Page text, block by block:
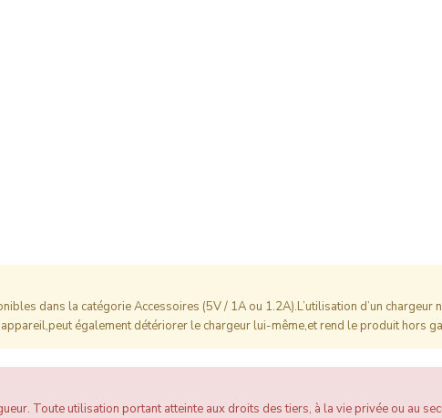
dans la catégorie Accessoires (5V / 1A ou 1.2A).L’utilisation d’un chargeur
également détériorer le chargeur lui-même,et rend le produit hors
Toute utilisation portant atteinte aux droits des tiers, à la vie privée ou au